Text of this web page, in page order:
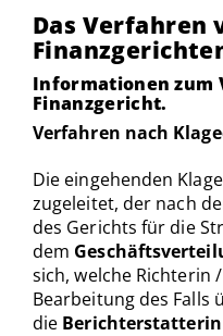
ausgewählten
Links
zu
einzelnen
Seiten
Das Verfahren
Informationen zum
Finanzgericht.
Verfahren nach
Die eingehenden
zugeleitet, der nach
des Gerichts für die
dem
sich, welche Richterin
Bearbeitung des Falls
die Berichterstatterin